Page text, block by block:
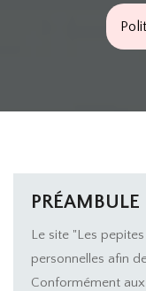
PRÉAMBULE
Le site "Les
personnelles afin
Conformément